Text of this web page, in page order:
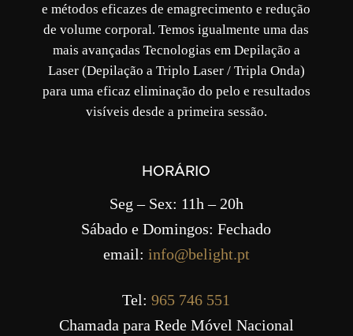
e métodos eficazes de emagrecimento e redução
de volume corporal. Temos igualmente uma das
mais avançadas Tecnologias em Depilação a
Laser (Depilação a Triplo Laser / Tripla Onda)
para uma eficaz eliminação do pelo e resultados
visíveis desde a primeira sessão.
HORÁRIO
Seg – Sex: 11h – 20h
Sábado e Domingos: Fechado
email: info@belight.pt
Tel:965 746 551
Chamada para Rede Móvel Nacional